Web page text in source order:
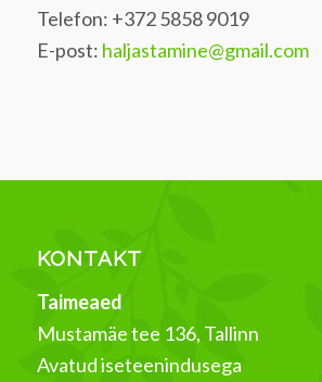
Telefon: +372 5858 9019
E-post: haljastamine@gmail.com
KONTAKT
Taimeaed
Mustamäe tee 136, Tallinn
Avatud iseteenindusega